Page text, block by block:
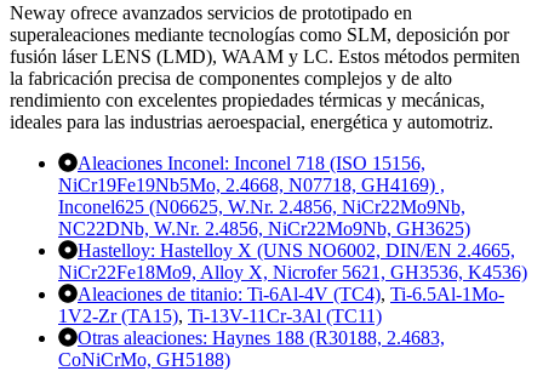
Neway ofrece avanzados servicios de prototipado en
superaleaciones mediante tecnologías como SLM, deposición por
fusión láser LENS (LMD), WAAM y LC. Estos métodos permiten
la fabricación precisa de componentes complejos y de alto
rendimiento con excelentes propiedades térmicas y mecánicas,
ideales para las industrias aeroespacial, energética y automotriz.
Aleaciones Inconel: Inconel 718 (ISO 15156,
NiCr19Fe19Nb5Mo, 2.4668, N07718, GH4169) ,
Inconel625 ‌(N06625, W.Nr. 2.4856, NiCr22Mo9Nb,
NC22DNb, ‌W.Nr. 2.4856, NiCr22Mo9Nb, GH3625)
Hastelloy: Hastelloy X (UNS NO6002, DIN/EN 2.4665,
NiCr22Fe18Mo9, Alloy X, Nicrofer 5621, GH3536, K4536)
Aleaciones de titanio: Ti-6Al-4V (TC4), Ti-6.5Al-1Mo-
1V2-Zr (TA15), Ti-13V-11Cr-3Al (TC11)
Otras aleaciones: Haynes 188 (R30188, 2.4683,
CoNiCrMo, ‌GH5188)